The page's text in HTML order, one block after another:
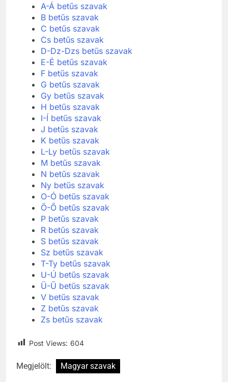
A-Á betűs szavak
B betűs szavak
C betűs szavak
Cs betűs szavak
D-Dz-Dzs betűs szavak
E-É betűs szavak
F betűs szavak
G betűs szavak
Gy betűs szavak
H betűs szavak
I-Í betűs szavak
J betűs szavak
K betűs szavak
L-Ly betűs szavak
M betűs szavak
N betűs szavak
Ny betűs szavak
O-Ó betűs szavak
Ö-Ő betűs szavak
P betűs szavak
R betűs szavak
S betűs szavak
Sz betűs szavak
T-Ty betűs szavak
U-Ú betűs szavak
Ü-Ű betűs szavak
V betűs szavak
Z betűs szavak
Zs betűs szavak
Post Views: 604
Megjelölt: Magyar szavak